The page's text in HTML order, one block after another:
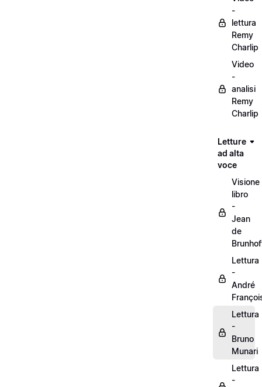
-
lettura
Remy
Charlip
Video
-
analisi
Remy
Charlip
Letture
ad alta
voce
Visione
libro
-
Jean
de
Lettura
-
André
Lettura
-
Bruno
Munari
Lettura
-